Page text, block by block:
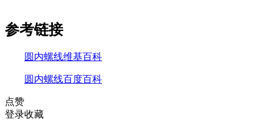
参考链接
圆内螺线维基百科
圆内螺线百度百科
点赞
登录收藏